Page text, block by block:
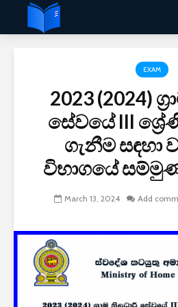
EXAM
2023 (2024)
සේවයේ III
ගැනීම සඳහා
විභාගයේ
March 13, 2024 Add